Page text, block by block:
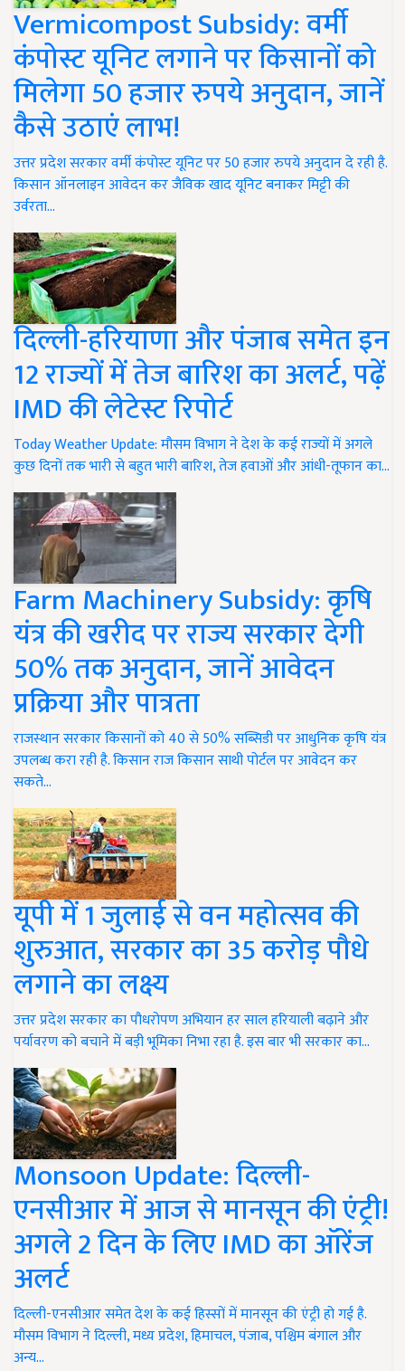
Vermicompost Subsidy: वर्मी
कंपोस्ट यूनिट लगाने पर किसानों को
मिलेगा 50 हजार रुपये अनुदान, जानें
कैसे उठाएं लाभ!
उत्तर प्रदेश सरकार वर्मी कंपोस्ट यूनिट पर 50 हजार रुपये अनुदान दे रही है.
किसान ऑनलाइन आवेदन कर जैविक खाद यूनिट बनाकर मिट्टी की
उर्वरता…
दिल्ली-हरियाणा और पंजाब समेत इन
12 राज्यों में तेज बारिश का अलर्ट, पढ़ें
IMD की लेटेस्ट रिपोर्ट
Today Weather Update: मौसम विभाग ने देश के कई राज्यों में अगले
कुछ दिनों तक भारी से बहुत भारी बारिश, तेज हवाओं और आंधी-तूफान का…
Farm Machinery Subsidy: कृषि
यंत्र की खरीद पर राज्य सरकार देगी
50% तक अनुदान, जानें आवेदन
प्रक्रिया और पात्रता
राजस्थान सरकार किसानों को 40 से 50% सब्सिडी पर आधुनिक कृषि यंत्र
उपलब्ध करा रही है. किसान राज किसान साथी पोर्टल पर आवेदन कर
सकते…
यूपी में 1 जुलाई से वन महोत्सव की
शुरुआत, सरकार का 35 करोड़ पौधे
लगाने का लक्ष्य
उत्तर प्रदेश सरकार का पौधरोपण अभियान हर साल हरियाली बढ़ाने और
पर्यावरण को बचाने में बड़ी भूमिका निभा रहा है. इस बार भी सरकार का…
Monsoon Update: दिल्ली-
एनसीआर में आज से मानसून की एंट्री!
अगले 2 दिन के लिए IMD का ऑरेंज
अलर्ट
दिल्ली-एनसीआर समेत देश के कई हिस्सों में मानसून की एंट्री हो गई है.
मौसम विभाग ने दिल्ली, मध्य प्रदेश, हिमाचल, पंजाब, पश्चिम बंगाल और
अन्य…